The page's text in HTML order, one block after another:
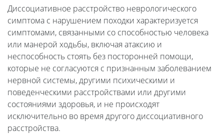
Диссоциативное расстройство неврологического
симптома с нарушением походки характеризуется
симптомами, связанными со способностью человека
или манерой ходьбы, включая атаксию и
неспособность стоять без посторонней помощи,
которые не согласуются с признанным заболеванием
нервной системы, другими психическими и
поведенческими расстройствами или другими
состояниями здоровья, и не происходят
исключительно во время другого диссоциативного
расстройства.